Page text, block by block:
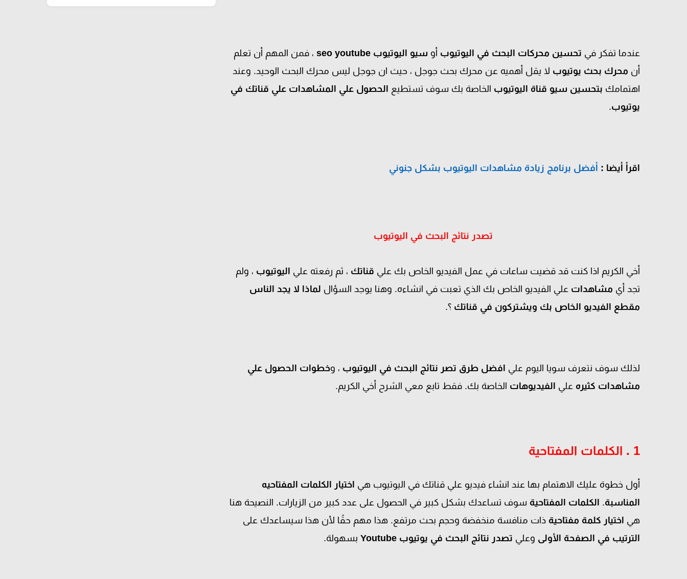
عندما تفكر في تحسين محركات البحث في اليوتيوب أو سيو اليوتيوب seo youtube
، فمن المهم أن تعلم
أن محرك بحث يوتيوب لا يقل أهميه عن محرك بحث جوجل ، حيث ان جوجل ليس محرك البحث الوحيد. وعند
اهتمامك بتحسين سيو قناة اليوتيوب الخاصة بك سوف تستطيع الحصول علي المشاهدات علي قناتك في
يوتيوب.
اقرأ أيضا : أفضل برنامج زيادة مشاهدات اليوتيوب بشكل جنوني
تصدر نتائج البحث في اليوتيوب
أخي الكريم اذا كنت قد قضيت ساعات في عمل الفيديو الخاص بك علي قناتك ، ثم رفعته علي اليوتيوب ، ولم
تجد أي مشاهدات علي الفيديو الخاص بك الذي تعبت في انشاءه. وهنا يوجد السؤال لماذا لا يجد الناس
مقطع الفيديو الخاص بك ويشتركون في قناتك ؟.
لذلك سوف نتعرف سويا اليوم علي افضل طرق تصر نتائج البحث في اليوتيوب ، وخطوات الحصول علي
مشاهدات كثيره علي الفيديوهات الخاصة بك. فقط تابع معي الشرح أخي الكريم.
1 . الكلمات المفتاحية
أول خطوة عليك الاهتمام بها عند انشاء فيديو علي قناتك في اليوتيوب هي اختيار الكلمات المفتاحيه
المناسبة. الكلمات المفتاحية سوف تساعدك بشكل كبير في الحصول على عدد كبير من الزيارات. النصيحة هنا
هي اختيار كلمة مفتاحية ذات منافسة منخفضة وحجم بحث مرتفع. هذا مهم حقًا لأن هذا سيساعدك على
الترتيب في الصفحة الأولى وعلي تصدر نتائج البحث في يوتيوب Youtube بسهولة.